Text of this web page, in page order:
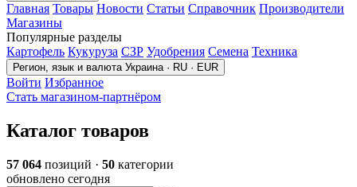
Главная Товары Новости Статьи Справочник Производители
Магазины
Популярные разделы
Картофель Кукуруза СЗР Удобрения Семена Техника
Регион, язык и валюта Украина · RU · EUR
Войти Избранное
Стать магазином-партнёром
Каталог товаров
57 064 позиций · 50 категории
обновлено сегодня